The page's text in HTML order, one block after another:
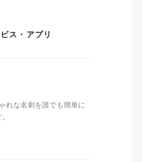
ス・アプリ
れな名刺を誰でも簡単に